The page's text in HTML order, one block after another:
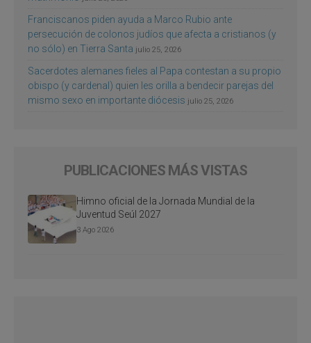
Franciscanos piden ayuda a Marco Rubio ante
persecución de colonos judíos que afecta a cristianos (y
no sólo) en Tierra Santa julio 25, 2026
Sacerdotes alemanes fieles al Papa contestan a su propio
obispo (y cardenal) quien les orilla a bendecir parejas del
mismo sexo en importante diócesis julio 25, 2026
PUBLICACIONES MÁS VISTAS
Himno oficial de la Jornada Mundial de la
Juventud Seúl 2027
3 Ago 2026